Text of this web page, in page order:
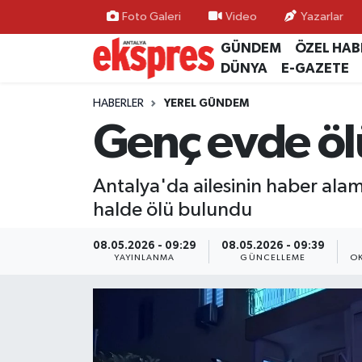
Foto Galeri Video Yazarlar
GÜNDEM ÖZEL
DÜNYA
E-GAZETE
HABERLER YEREL GÜNDEM
Genç evde
Antalya'da ailesinin haber
halde ölü bulundu
08.05.2026 - 09:29
YAYINLANMA
08.05.2026 - 09:39
GÜNCELLEME
ÖZEL HABER
GÜNDEM
YEREL GÜNDEM
EKONOMİ
Nöbetçi Eczaneler
Hava Durumu
Trafik Durumu
Süper Lig Puan Durumu ve Fikstür